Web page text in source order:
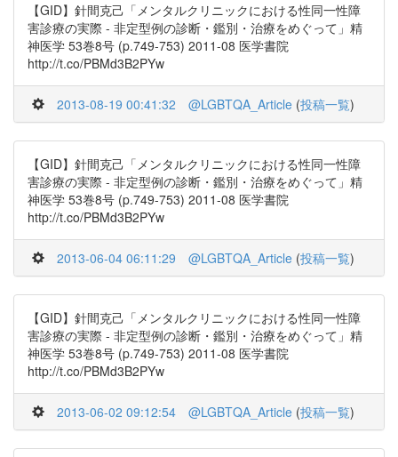
【GID】針間克己「メンタルクリニックにおける性同一性障
害診療の実際 - 非定型例の診断・鑑別・治療をめぐって」精
神医学 53巻8号 (p.749-753) 2011-08 医学書院
http://t.co/PBMd3B2PYw
2013-08-19 00:41:32 @LGBTQA_Article (投稿一覧)
【GID】針間克己「メンタルクリニックにおける性同一性障
害診療の実際 - 非定型例の診断・鑑別・治療をめぐって」精
神医学 53巻8号 (p.749-753) 2011-08 医学書院
http://t.co/PBMd3B2PYw
2013-06-04 06:11:29 @LGBTQA_Article (投稿一覧)
【GID】針間克己「メンタルクリニックにおける性同一性障
害診療の実際 - 非定型例の診断・鑑別・治療をめぐって」精
神医学 53巻8号 (p.749-753) 2011-08 医学書院
http://t.co/PBMd3B2PYw
2013-06-02 09:12:54 @LGBTQA_Article (投稿一覧)